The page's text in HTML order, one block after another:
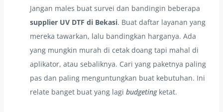
Jangan males buat survei dan bandingin beberapa
supplier UV DTF di Bekasi. Buat daftar layanan yang
mereka tawarkan, lalu bandingkan harganya. Ada
yang mungkin murah di cetak doang tapi mahal di
aplikator, atau sebaliknya. Cari yang paketnya paling
pas dan paling menguntungkan buat kebutuhan. Ini
relate banget buat yang lagi budgetingketat.